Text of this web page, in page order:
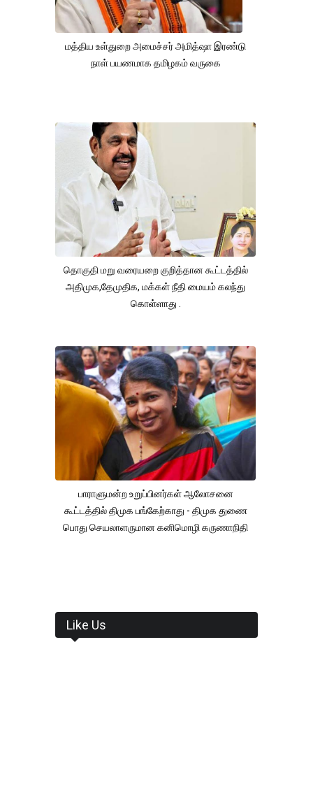
மத்திய உள்துறை அமைச்சர் அமித்ஷா இரண்டு
நாள் பயணமாக தமிழகம் வருகை
தொகுதி மறு வரையறை குறித்தான கூட்டத்தில்
அதிமுக,தேமுதிக, மக்கள் நீதி மையம் கலந்து
கொள்ளாது .
பாராளுமன்ற உறுப்பினர்கள் ஆலோசனை
கூட்டத்தில் திமுக பங்கேற்காது - திமுக துணை
பொது செயலாளருமான கனிமொழி கருணாநிதி
Like Us